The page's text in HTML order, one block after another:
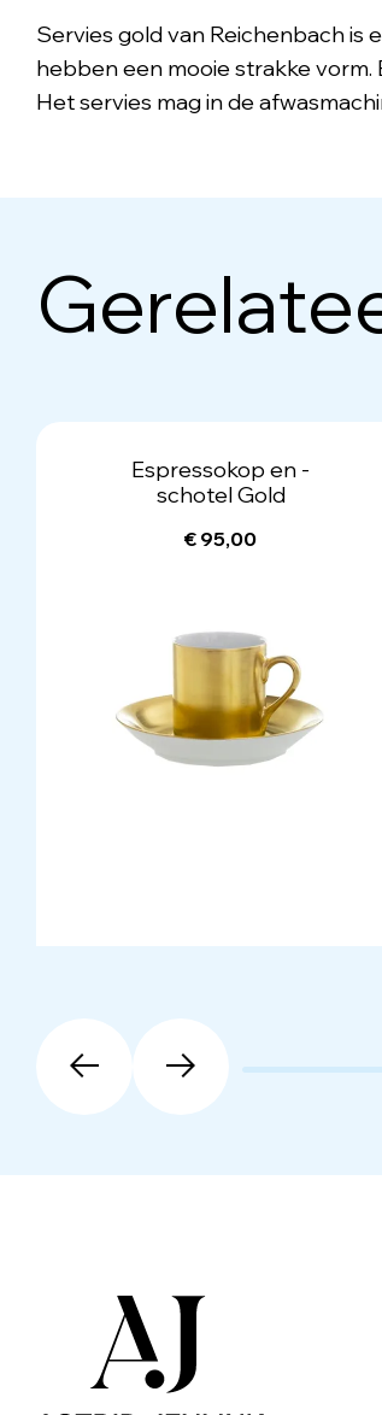
Servies gold van Reichenbach is
hebben een mooie strakke vorm.
Het servies mag in de
Espressokop en -
schotel Gold
€ 95,00